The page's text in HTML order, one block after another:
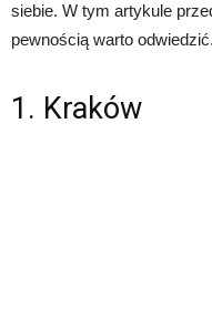
siebie. W tym artykule
pewnością warto odwiedzić.
1. Kraków